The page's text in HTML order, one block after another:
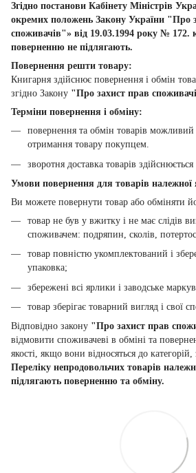
Згідно постанови Кабінету Міністрів
окремих положень Закону України "Про
споживачів"» від 19.03.1994 року № 172.
поверненню не підлягають.
Повернення решти товару:
Книгарня здійснює повернення і обмін
згідно Закону "Про захист прав
Терміни повернення і обміну:
повернення та обмін товарів можливий
отримання товару покупцем.
зворотня доставка товарів
Умови повернення для товарів належної
Ви можете повернути товар або обміняти
товар не був у вжитку і не має слідів
споживачем: подряпин, сколів,
товар повністю укомплектований і
упаковка;
збережені всі ярлики і заводське
товар зберігає товарний вигляд і свої
Відповідно закону "Про захист прав
відмовити споживачеві в обміні та
якості, якщо вони відносяться до
Переліку непродовольчих товарів
підлягають поверненню та обміну.